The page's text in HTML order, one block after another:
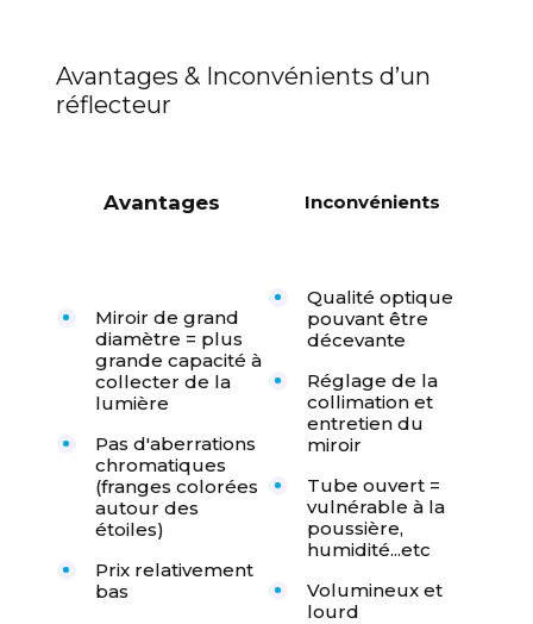
Avantages & Inconvénients d’un
réflecteur
Avantages Inconvénients
Miroir de grand
diamètre = plus
grande capacité à
collecter de la
lumière
Pas d'aberrations
chromatiques
(franges colorées
autour des
étoiles)
Prix relativement
bas
Qualité optique
pouvant être
décevante
Réglage de la
collimation et
entretien du
miroir
Tube ouvert =
vulnérable à la
poussière,
humidité...etc
Volumineux et
lourd